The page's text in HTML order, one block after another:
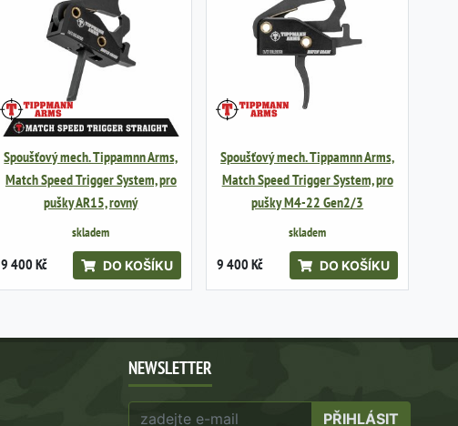
Spoušťový mech. Tippamnn Arms,
Match Speed Trigger System, pro
pušky AR15, rovný
skladem
9 400 Kč DO KOŠÍKU
Spoušťový mech. Tippamnn Arms,
Match Speed Trigger System, pro
pušky M4-22 Gen2/3
skladem
9 400 Kč DO KOŠÍKU
NEWSLETTER
PŘIHLÁSIT